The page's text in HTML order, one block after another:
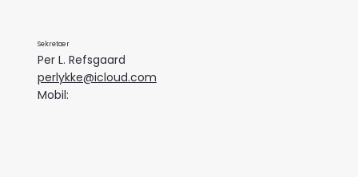
Sekretær
Per L. Refsgaard
perlykke@icloud.com
Mobil: